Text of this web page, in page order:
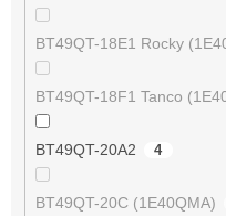
BT49QT-18E1 Rocky
BT49QT-18F1 Tanco
BT49QT-20A2 4
BT49QT-20C (1E40QMA)